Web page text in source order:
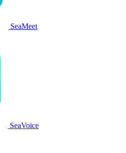
SeaMeet
SeaVoice